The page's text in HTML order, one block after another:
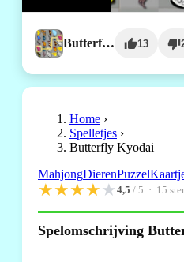
Butterfly Kyodai 13
Home ›
Spelletjes ›
Butterfly Kyodai
MahjongDierenPuzzel
★★★★★4,5 / 5 · 15
Spelomschrijving